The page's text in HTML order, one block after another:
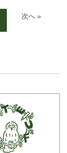
次へ »